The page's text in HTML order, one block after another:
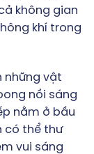
không gian
khí trong
những vật
nồi sáng
nằm ở bầu
có thể thư
vui sáng